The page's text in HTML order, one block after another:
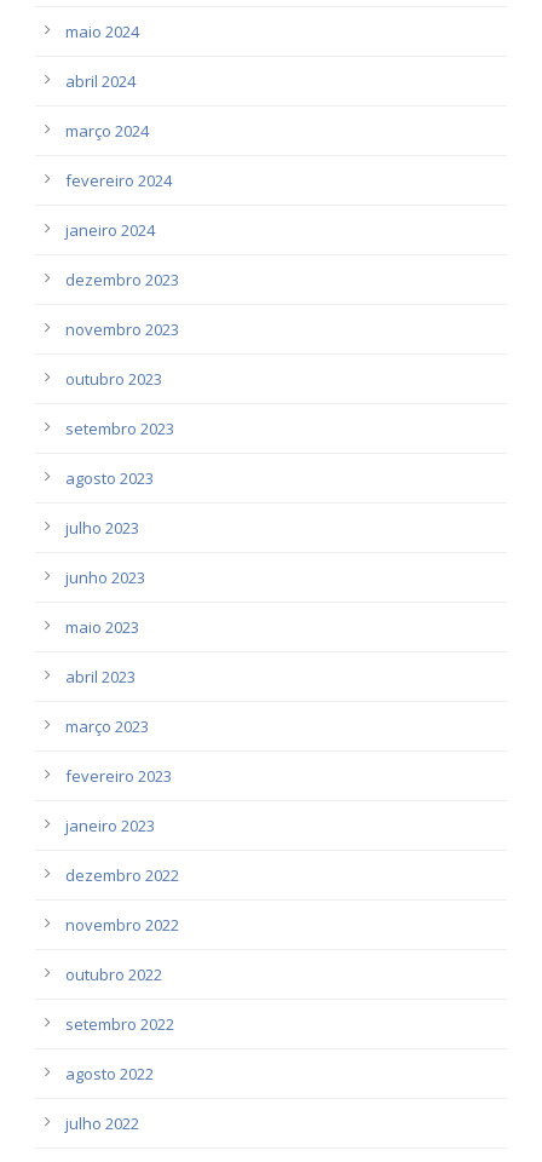
maio 2024
abril 2024
março 2024
fevereiro 2024
janeiro 2024
dezembro 2023
novembro 2023
outubro 2023
setembro 2023
agosto 2023
julho 2023
junho 2023
maio 2023
abril 2023
março 2023
fevereiro 2023
janeiro 2023
dezembro 2022
novembro 2022
outubro 2022
setembro 2022
agosto 2022
julho 2022